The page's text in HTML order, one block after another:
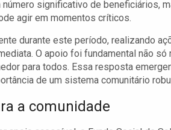
número significativo de beneficiários,
agir em momentos críticos.
durante este período, realizando
O apoio foi fundamental não
para todos. Essa resposta
de um sistema comunitário
a comunidade